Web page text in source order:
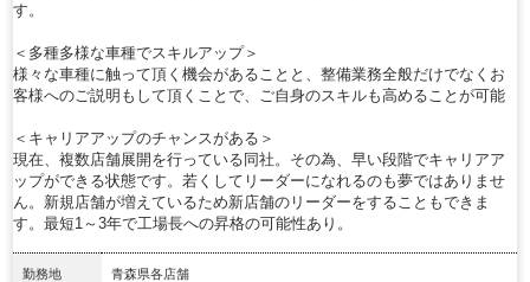
す。
＜多種多様な車種でスキルアップ＞
様々な車種に触って頂く機会があることと、整備業務全般だけでなくお
客様へのご説明もして頂くことで、ご自身のスキルも高めることが可能
＜キャリアアップのチャンスがある＞
現在、複数店舗展開を行っている同社。その為、早い段階でキャリアア
ップができる状態です。若くしてリーダーになれるのも夢ではありませ
ん。新規店舗が増えているため新店舗のリーダーをすることもできま
す。最短1～3年で工場長への昇格の可能性あり。
勤務地 青森県各店舗